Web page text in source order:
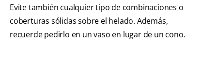
Evite también cualquier tipo de combinaciones o
coberturas sólidas sobre el helado. Además,
recuerde pedirlo en un vaso en lugar de un cono.